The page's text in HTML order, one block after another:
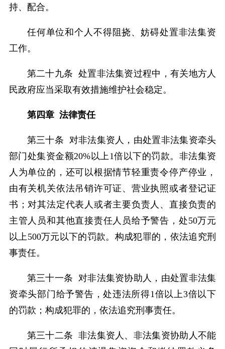
持、配合。
任何单位和个人不得阻挠、妨碍处置非法集资
工作。
第二十九条 处置非法集资过程中，有关地方人
民政府应当采取有效措施维护社会稳定。
第四章 法律责任
第三十条 对非法集资人，由处置非法集资牵头
部门处集资金额20%以上1倍以下的罚款。非法集资
人为单位的，还可以根据情节轻重责令停产停业，
由有关机关依法吊销许可证、营业执照或者登记证
书；对其法定代表人或者主要负责人、直接负责的
主管人员和其他直接责任人员给予警告，处50万元
以上500万元以下的罚款。构成犯罪的，依法追究刑
事责任。
第三十一条 对非法集资协助人，由处置非法集
资牵头部门给予警告，处违法所得1倍以上3倍以下
的罚款；构成犯罪的，依法追究刑事责任。
第三十二条 非法集资人、非法集资协助人不能